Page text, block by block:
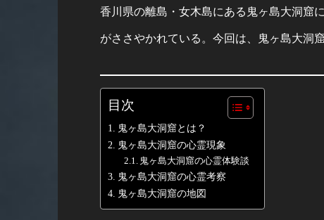
香川県の離島・女木島にある鬼ヶ島大洞窟
がささやかれている。今回は、鬼ヶ島大洞
目次
鬼ヶ島大洞窟とは？
鬼ヶ島大洞窟の心霊現象
鬼ヶ島大洞窟の心霊体験談
鬼ヶ島大洞窟の心霊考察
鬼ヶ島大洞窟の地図